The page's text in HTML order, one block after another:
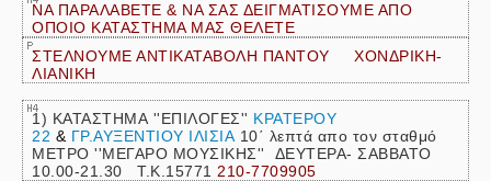
ΝΑ ΠΑΡΑΛΑΒΕΤΕ & ΝΑ ΣΑΣ ΔΕΙΓΜΑΤΙΣΟΥΜΕ ΑΠΟ
ΟΠΟΙΟ ΚΑΤΑΣΤΗΜΑ ΜΑΣ ΘΕΛΕΤΕ
ΣΤΕΛΝΟΥΜΕ ΑΝΤΙΚΑΤΑΒΟΛΗ ΠΑΝΤΟΥ ΧΟΝΔΡΙΚΗ-
ΛΙΑΝΙΚΗ
1) ΚΑΤΑΣΤΗΜΑ ''ΕΠΙΛΟΓΕΣ'' ΚΡΑΤΕΡΟΥ
22 & ΓΡ.ΑΥΞΕΝΤΙΟΥ ΙΛΙΣΙΑ 10΄ λεπτά απο τον σταθμό
ΜΕΤΡΟ ''ΜΕΓΑΡΟ ΜΟΥΣΙΚΗΣ''
ΔΕΥΤΕΡΑ- ΣΑΒΒΑΤΟ
10.00-21.30 Τ.Κ.15771 210-7709905